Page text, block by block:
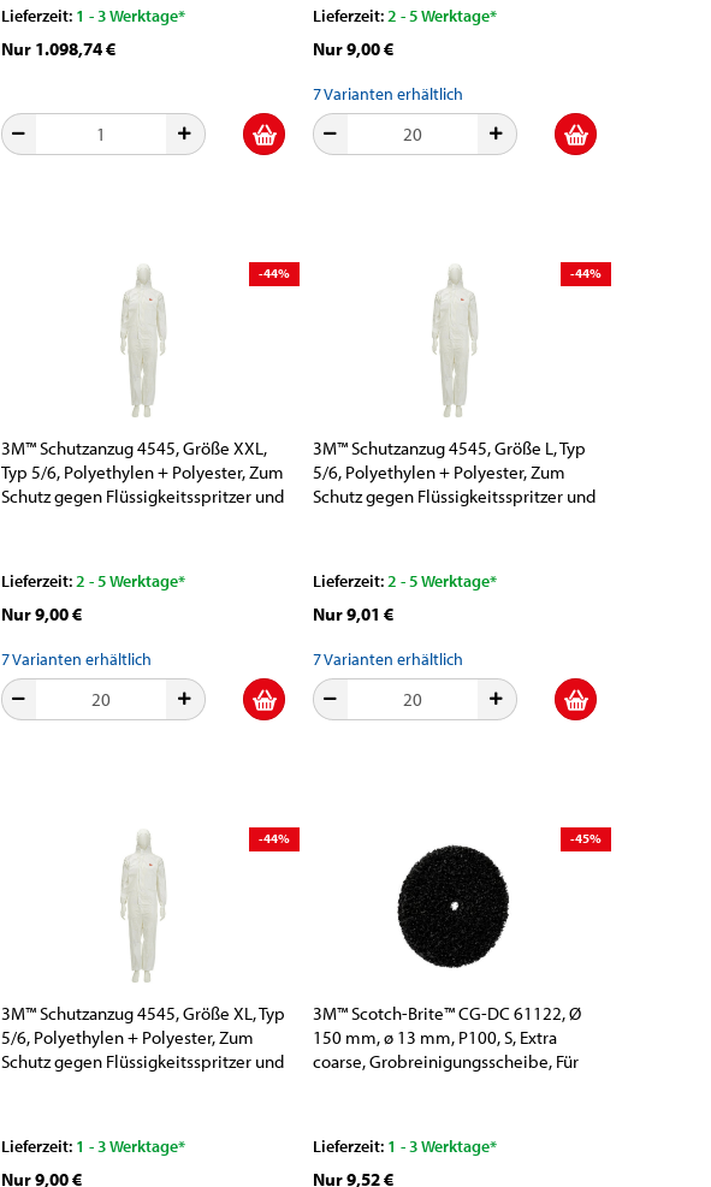
Lieferzeit: 1 - 3 Werktage*
Nur 1.098,74 €
Lieferzeit:2 - 5 Werktage*
Nur 9,00 €
7Varianten erhältlich
-44%
3M™ Schutzanzug 4545, Größe XXL,
Typ 5/6, Polyethylen + Polyester, Zum
Schutz gegen Flüssigkeitsspritzer und
Lieferzeit:2 - 5 Werktage*
Nur 9,00 €
7Varianten erhältlich
-44%
3M™ Schutzanzug 4545, Größe L, Typ
5/6, Polyethylen + Polyester, Zum
Schutz gegen Flüssigkeitsspritzer und
Lieferzeit:2 - 5 Werktage*
Nur 9,01 €
7Varianten erhältlich
-44%
3M™ Schutzanzug 4545, Größe XL, Typ
5/6, Polyethylen + Polyester, Zum
Schutz gegen Flüssigkeitsspritzer und
Lieferzeit: 1 - 3 Werktage*
Nur 9,00 €
-45%
3M™ Scotch-Brite™ CG-DC 61122, Ø
150 mm, ø 13 mm, P100, S, Extra
coarse, Grobreinigungsscheibe, Für
Lieferzeit: 1 - 3 Werktage*
Nur 9,52 €